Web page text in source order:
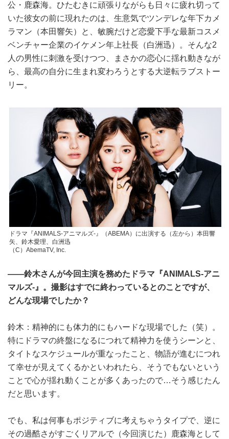
公・鹿森海。ひたむきに頑張りながらも日々に疲れ切って
いた彼女の前に現れたのは、生意気でツンデレな年下カメ
ラマン（本田響矢）と、敏腕だけど恋愛下手な最新コスメ
ベンチャー企業のイケメン年上社長（白洲迅）。そんな2
人の男性に刺激を受けつつ、まさかの恋心に揺れ動きなが
ら、最高の自分に生まれ変わろうとする大逆転ラブストー
リー。
ドラマ『ANIMALS‐アニマルズ‐』（ABEMA）に出演する（左から）本田響
矢、鈴木愛理、白洲迅
（C）AbemaTV, Inc.
――鈴木さんが今回主演を務めたドラマ『ANIMALS‐アニ
マルズ‐』。撮影はすでに終わっているとのことですが、
どんな現場でしたか？
鈴木：精神的にも体力的にもハードな現場でした（笑）。
特にドラマの終盤になるにつれて精神力を使うシーンと、
タイトなスケジュールが重なったこと、物語が進むにつれ
て幸せが見えてくるかといわれたら、そうでもないという
ことで心が揺れ動くことが多くあったので…そう感じたん
だと思います。
でも、私は何事もポジティブに考えちゃうタイプで、逆に
その過酷さがすごくリアルで（今回演じた）鹿森海として